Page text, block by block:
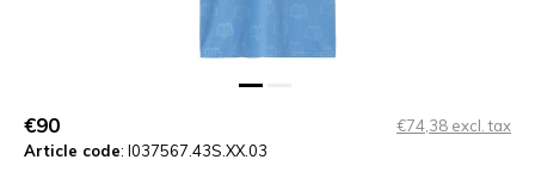
€90
€74,38 excl. tax
Article code: I037567.43S.XX.03